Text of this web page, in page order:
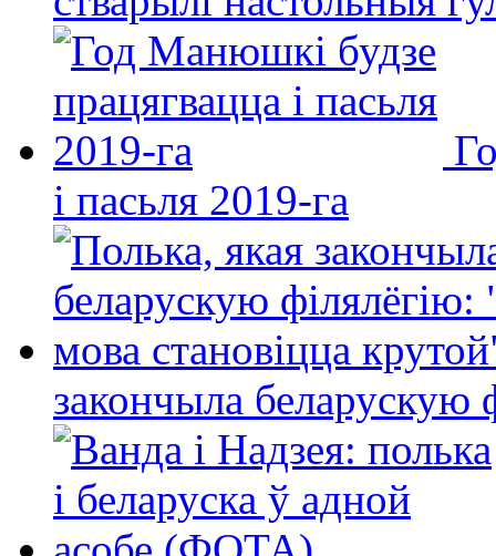
і пасьля 2019-га
закончыла беларускую